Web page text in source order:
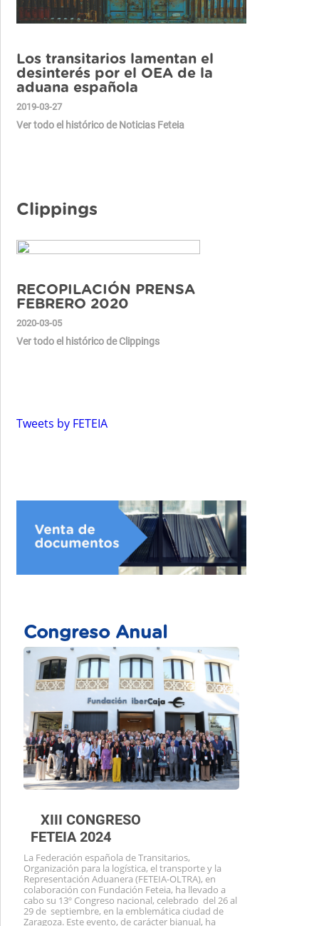
Los transitarios lamentan el
desinterés por el OEA de la
aduana española
2019-03-27
Ver todo el histórico de Noticias Feteia
Clippings
RECOPILACIÓN PRENSA
FEBRERO 2020
2020-03-05
Ver todo el histórico de Clippings
Tweets by FETEIA
Congreso Anual
XIII CONGRESO
FETEIA 2024
La Federación española de Transitarios,
Organización para la logística, el transporte y la
Representación Aduanera (FETEIA-OLTRA), en
colaboración con Fundación Feteia, ha llevado a
cabo su 13º Congreso nacional, celebrado del 26 al
29 de septiembre, en la emblemática ciudad de
Zaragoza. Este evento, de carácter bianual, ha